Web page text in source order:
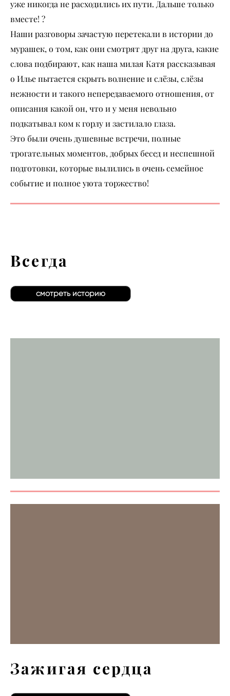
уже никогда не расходились их пути. Дальше только
вместе! ?
Наши разговоры зачастую перетекали в истории до
мурашек, о том, как они смотрят друг на друга, какие
слова подбирают, как наша милая Катя рассказывая
о Илье пытается скрыть волнение и слёзы, слёзы
нежности и такого непередаваемого отношения, от
описания какой он, что и у меня невольно
подкатывал ком к горлу и застилало глаза.
Это были очень душевные встречи, полные
трогательных моментов, добрых бесед и неспешной
подготовки, которые вылились в очень семейное
событие и полное уюта торжество!
Всегда
смотреть историю
Зажигая сердца